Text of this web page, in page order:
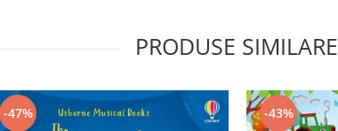
PRODUSE SIMILARE
-47% -43%